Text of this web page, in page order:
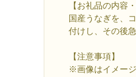
【お礼品の内容
国産うなぎを、
付けし、その後
【注意事項】
※画像はイメー